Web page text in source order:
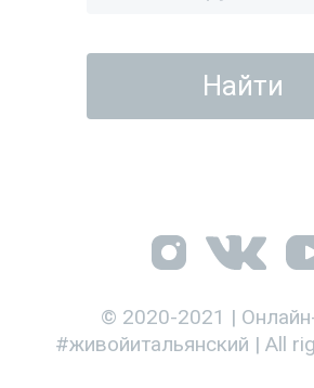
© 2020-2021 |
#живойитальянский | All